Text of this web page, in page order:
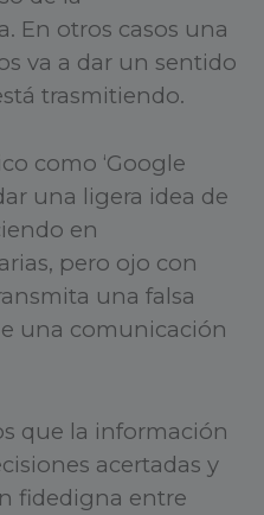
En otros casos una
va a dar un sentido
trasmitiendo.
como ‘Google
una ligera idea de
en
pero ojo con
una falsa
una comunicación
que la información
acertadas y
fidedigna entre